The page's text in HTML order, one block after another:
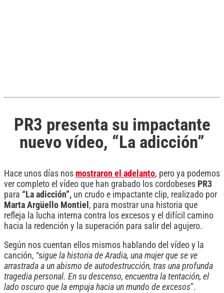
PR3 presenta su impactante
nuevo vídeo, “La adicción”
Hace unos días nos mostraron el adelanto, pero ya podemos
ver completo el vídeo que han grabado los cordobeses PR3
para “La adicción”, un crudo e impactante clip, realizado por
Marta Argüello Montiel , para mostrar una historia que
refleja la lucha interna contra los excesos y el difícil camino
hacia la redención y la superación para salir del agujero.
Según nos cuentan ellos mismos hablando del vídeo y la
canción, “sigue la historia de Aradia, una mujer que se ve
arrastrada a un abismo de autodestrucción, tras una profunda
tragedia personal. En su descenso, encuentra la tentación, el
lado oscuro que la empuja hacia un mundo de excesos”.